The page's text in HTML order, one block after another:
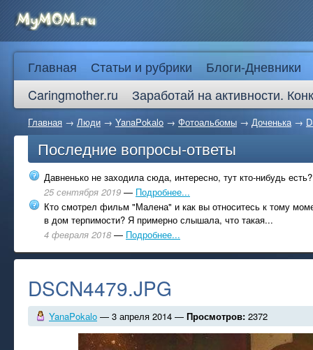
Главная Статьи и рубрики
Блоги-Дневники
Caringmother.ru
Заработай на активности.
Главная → Люди → YanaPokаlo → Фотоальбомы → Доченька→
Последние вопросы-ответы
Давненько не заходила сюда, интересно, тут кто-нибудь есть?
25 сентября 2019 — Подробнее...
Кто смотрел фильм "Малена" и как вы относитесь к тому
в дом терпимости? Я примерно слышала, что такая...
4 февраля 2018 — Подробнее...
DSCN4479.JPG
YanaPokаlo — 3 апреля 2014 — Просмотров: 2372